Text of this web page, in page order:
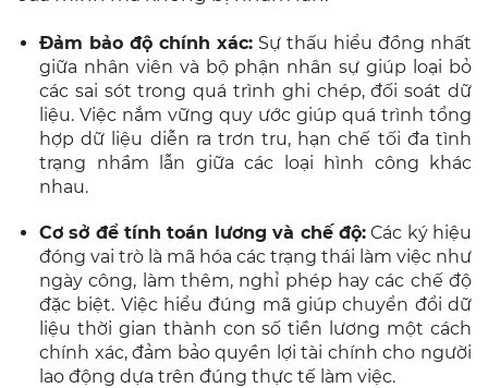
Đảm bảo độ chính xác: Sự thấu hiểu đồng nhất
giữa nhân viên và bộ phận nhân sự giúp loại bỏ
các sai sót trong quá trình ghi chép, đối soát dữ
liệu. Việc nắm vững quy ước giúp quá trình tổng
hợp dữ liệu diễn ra trơn tru, hạn chế tối đa tình
trạng nhầm lẫn giữa các loại hình công khác
nhau.
Cơ sở để tính toán lương và chế độ:Các ký hiệu
đóng vai trò là mã hóa các trạng thái làm việc như
ngày công, làm thêm, nghỉ phép hay các chế độ
đặc biệt. Việc hiểu đúng mã giúp chuyển đổi dữ
liệu thời gian thành con số tiền lương một cách
chính xác, đảm bảo quyền lợi tài chính cho người
lao động dựa trên đúng thực tế làm việc.